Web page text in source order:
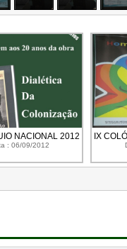
NACIONAL 2012
: 06/09/2012
IX